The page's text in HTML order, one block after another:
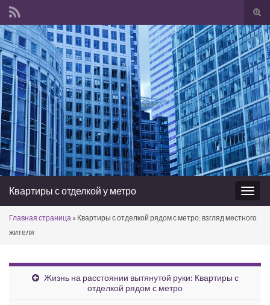
Вкл/
Search for:
Вкл/
выкл
Квартиры с отделкой у метро
Главная страница » Квартиры с отделкой рядом с метро: взгляд местного
жителя
Жизнь на расстоянии вытянутой руки: Квартиры с
отделкой рядом с метро